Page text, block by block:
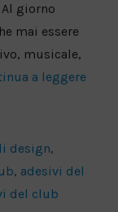
giorno
mai essere
musicale,
a leggere
design,
, adesivi del
del club